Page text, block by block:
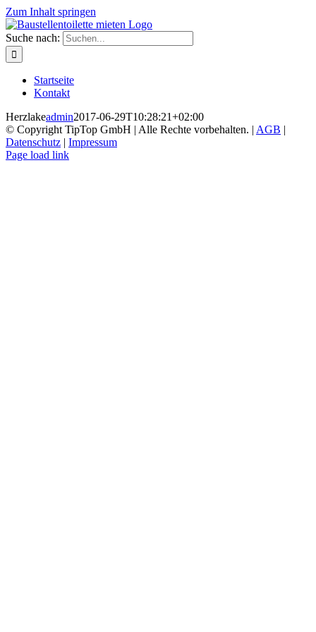
Zum Inhalt springen
Suche nach:
Startseite
Kontakt
Herzlakeadmin2017-06-29T10:28:21+02:00
© Copyright TipTop GmbH | Alle Rechte vorbehalten. | AGB |
Datenschutz | Impressum
Page load link